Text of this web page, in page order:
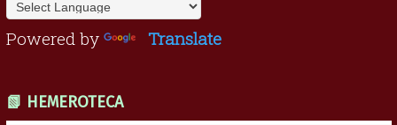
Powered by Translate
📗 HEMEROTECA